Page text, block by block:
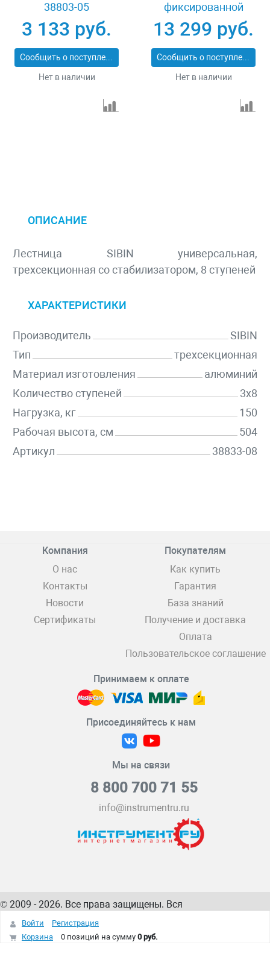
38803-05
3 133 руб.
Сообщить о поступлении
Нет в наличии
фиксированной
площадкой 3х6х3
ступени Сибин РП-36
38843
13 299 руб.
Сообщить о поступлении
Нет в наличии
ОПИСАНИЕ
Лестница SIBIN универсальная,
трехсекционная со стабилизатором, 8 ступеней
ХАРАКТЕРИСТИКИ
Производитель
SIBIN
Тип
трехсекционная
Материал изготовления
алюминий
Количество ступеней
3x8
Нагрузка, кг
150
Рабочая высота, см
504
Артикул
38833-08
Компания
О нас
Контакты
Новости
Сертификаты
Покупателям
Как купить
Гарантия
База знаний
Получение и доставка
Оплата
Пользовательское соглашение
Принимаем к оплате
Присоединяйтесь к нам
Мы на связи
8 800 700 71 55
info@instrumentru.ru
© 2009 - 2026. Все права защищены. Вся
информация на сайте – собственность
интернет-магазина
Войти
Регистрация
Корзина
0 позиций на сумму 0 руб.